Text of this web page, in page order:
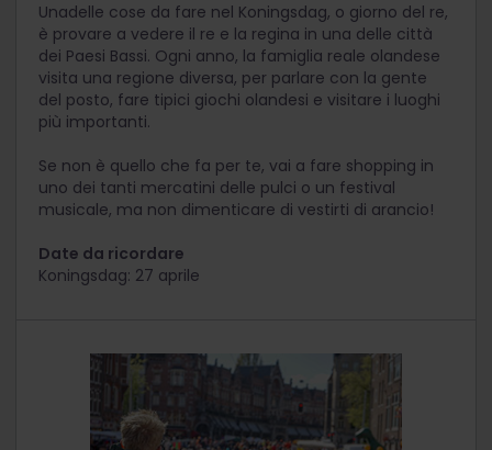
Unadelle cose da fare nel Koningsdag, o giorno del re,
è provare a vedere il re e la regina in una delle città
dei Paesi Bassi. Ogni anno, la famiglia reale olandese
visita una regione diversa, per parlare con la gente
del posto, fare tipici giochi olandesi e visitare i luoghi
più importanti.
Se non è quello che fa per te, vai a fare shopping in
uno dei tanti mercatini delle pulci o un festival
musicale, ma non dimenticare di vestirti di arancio!
Date da ricordare
Koningsdag: 27 aprile